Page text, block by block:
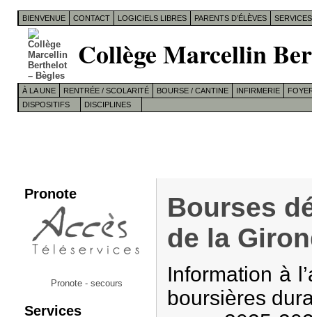
BIENVENUE CONTACT LOGICIELS LIBRES PARENTS D’ÉLÈVES
Collège Marcellin
À LA UNE RENTRÉE / SCOLARITÉ BOURSE / CANTINE INFIRMERIE
DISPOSITIFS
DISCIPLINES
Pronote
Pronote - secours
Services
Bourses
de la
Information à
boursières